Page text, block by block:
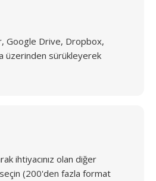
Google Drive, Dropbox,
üzerinden sürükleyerek
ihtiyacınız olan diğer
(200'den fazla format